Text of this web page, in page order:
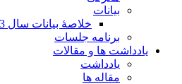
بیانات
خلاصۀ بیانات سال 1403
برنامه جلسات
یادداشت ها و مقالات
یادداشت
مقاله ها